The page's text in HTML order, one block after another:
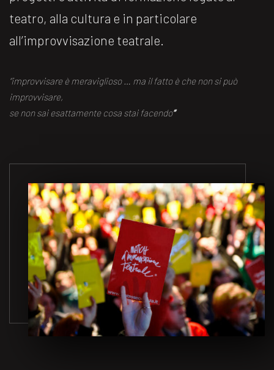
teatro, alla cultura e in particolare
all’improvvisazione teatrale.
“improvvisare è meraviglioso … ma il fatto è che non si può
improvvisare,
se non sai esattamente cosa stai facendo“